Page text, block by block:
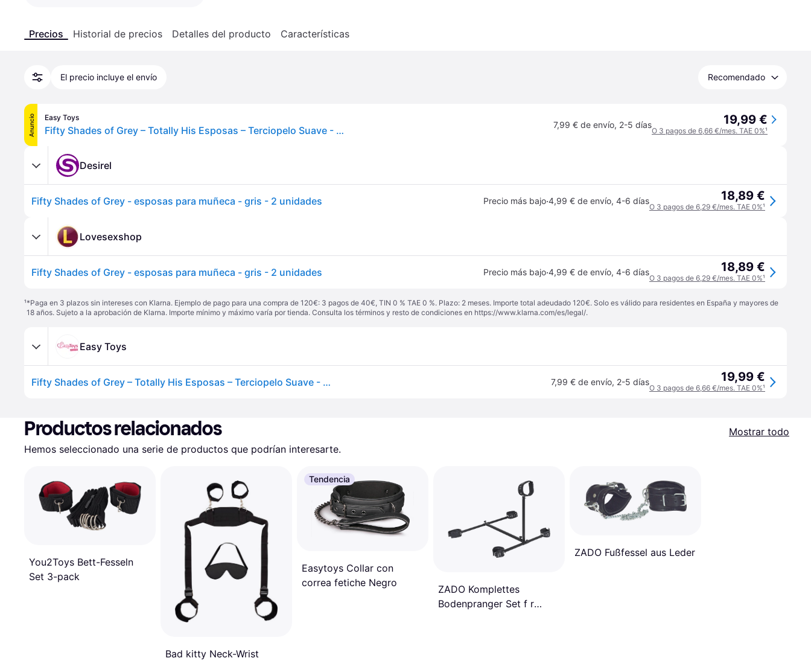
Precios Historial de precios Detalles del producto Características
El precio incluye el envío Recomendado
Anuncio Easy Toys
Fifty Shades of Grey – Totally His Esposas – Terciopelo Suave - Plateado 7,99 € de envío, 2-5 días 19,99 €
O 3 pagos de 6,66 €/mes. TAE 0%¹
Desirel
Fifty Shades of Grey - esposas para muñeca - gris - 2 unidades Precio más bajo·4,99 € de envío, 4-6 días 18,89 €
O 3 pagos de 6,29 €/mes. TAE 0%¹
Lovesexshop
Fifty Shades of Grey - esposas para muñeca - gris - 2 unidades Precio más bajo·4,99 € de envío, 4-6 días 18,89 €
O 3 pagos de 6,29 €/mes. TAE 0%¹
¹*Paga en 3 plazos sin intereses con Klarna. Ejemplo de pago para una compra de 120€: 3 pagos de 40€, TIN 0 % TAE 0 %. Plazo: 2 meses. Importe total adeudado 120€. Solo es válido para residentes en España y mayores de
18 años. Sujeto a la aprobación de Klarna. Importe mínimo y máximo varía por tienda. Consulta los términos y resto de condiciones en https://www.klarna.com/es/legal/.
Easy Toys
Fifty Shades of Grey – Totally His Esposas – Terciopelo Suave - Plateado 7,99 € de envío, 2-5 días 19,99 €
O 3 pagos de 6,66 €/mes. TAE 0%¹
Productos relacionados
Mostrar todo
Hemos seleccionado una serie de productos que podrían interesarte.
You2Toys Bett-Fesseln
Set 3-pack
Bad kitty Neck-Wrist
Tendencia
Easytoys Collar con
correa fetiche Negro
ZADO Komplettes
Bodenpranger Set f r
ZADO Fußfessel aus Leder